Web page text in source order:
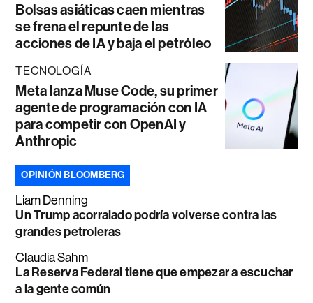
Bolsas asiáticas caen mientras
se frena el repunte de las
acciones de IA y baja el petróleo
TECNOLOGÍA
Meta lanza Muse Code, su primer
agente de programación con IA
para competir con OpenAI y
Anthropic
OPINIÓN BLOOMBERG
Liam Denning
Un Trump acorralado podría volverse contra las
grandes petroleras
Claudia Sahm
La Reserva Federal tiene que empezar a escuchar
a la gente común